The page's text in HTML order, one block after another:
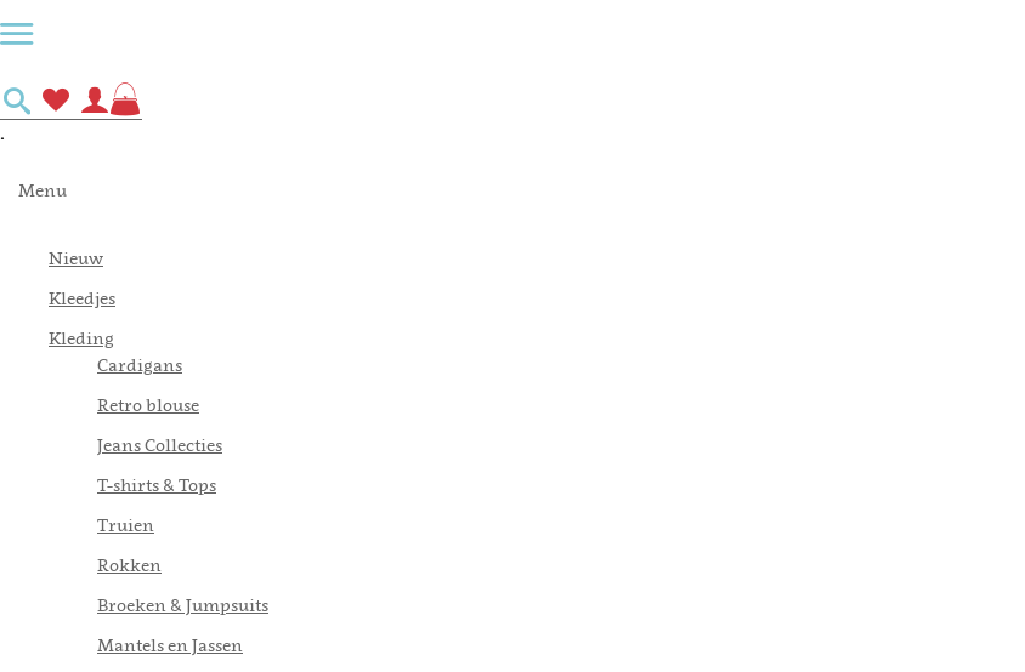
Menu
Verlanglijst
Mijn
account
Zoek
.
Menu
Nieuw
Kleedjes
Kleding
Cardigans
Retro blouse
Jeans Collecties
T-shirts & Tops
Truien
Rokken
Broeken & Jumpsuits
Mantels en Jassen